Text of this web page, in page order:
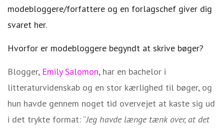
modebloggere/forfattere og en forlagschef giver dig
svaret her.
Hvorfor er modebloggere begyndt at skrive bøger?
Blogger, Emily Salomon, har en bachelor i
litteraturvidenskab og en stor kærlighed til bøger, og
hun havde gennem noget tid overvejet at kaste sig ud
i det trykte format: “Jeg havde længe tænk over, at det